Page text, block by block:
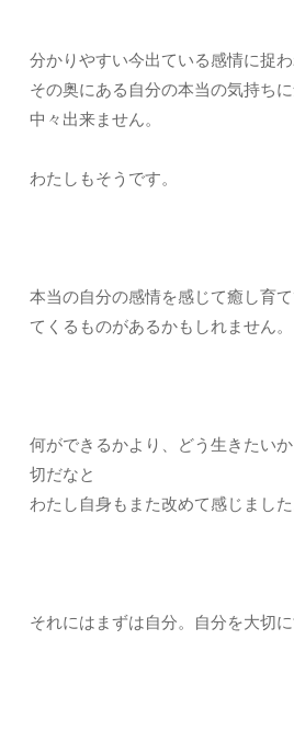
分かりやすい今出ている感情に捉
その奥にある自分の本当の気持ち
中々出来ません。
わたしもそうです。
本当の自分の感情を感じて癒し育
てくるものがあるかもしれません。
何ができるかより、どう生きたい
切だなと
わたし自身もまた改めて感じました
それにはまずは自分。自分を大切に